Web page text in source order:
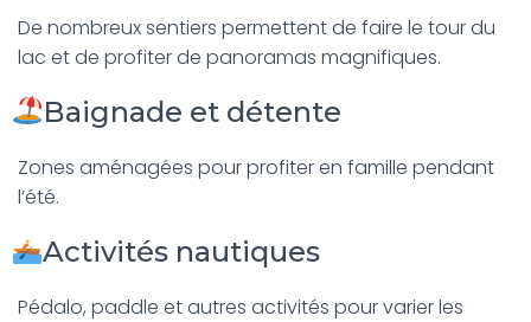
De nombreux sentiers permettent de faire le tour du
lac et de profiter de panoramas magnifiques.
Baignade et détente
Zones aménagées pour profiter en famille pendant
l’été.
Activités nautiques
Pédalo, paddle et autres activités pour varier les